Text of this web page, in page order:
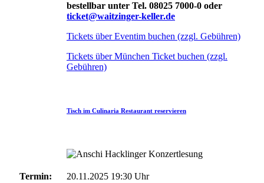
bestellbar unter Tel. 08025 7000-0 oder
ticket@waitzinger-keller.de
Tickets über Eventim buchen (zzgl. Gebühren)
Tickets über München Ticket buchen (zzgl.
Gebühren)
Tisch im Culinaria Restaurant reservieren
Termin:
20.11.2025 19:30 Uhr